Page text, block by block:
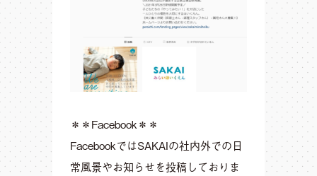
＊＊Facebook＊＊
FacebookではSAKAIの社内外での日
常風景やお知らせを投稿しておりま